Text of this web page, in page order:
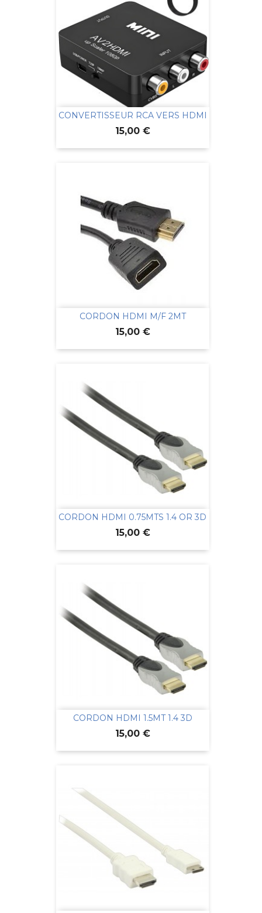
CONVERTISSEUR RCA VERS HDMI
Prix
15,00 €
CORDON HDMI M/F 2MT
Prix
15,00 €
CORDON HDMI 0.75MTS 1.4 OR 3D
Prix
15,00 €
CORDON HDMI 1.5MT 1.4 3D
Prix
15,00 €